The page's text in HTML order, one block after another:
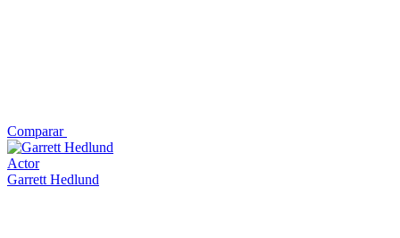
Comparar
Actor
Garrett Hedlund